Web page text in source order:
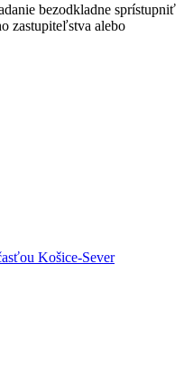
bezodkladne sprístupniť
zastupiteľstva alebo
Košice-Sever